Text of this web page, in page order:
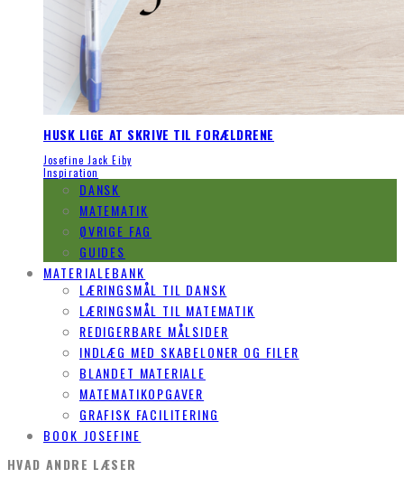
HUSK LIGE AT SKRIVE TIL FORÆLDRENE
Josefine Jack Eiby
Inspiration
DANSK
MATEMATIK
ØVRIGE FAG
GUIDES
MATERIALEBANK
LÆRINGSMÅL TIL DANSK
LÆRINGSMÅL TIL MATEMATIK
REDIGERBARE MÅLSIDER
INDLÆG MED SKABELONER OG FILER
BLANDET MATERIALE
MATEMATIKOPGAVER
GRAFISK FACILITERING
BOOK JOSEFINE
HVAD ANDRE LÆSER